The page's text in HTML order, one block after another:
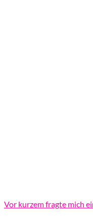
Vor kurzem fragte mich